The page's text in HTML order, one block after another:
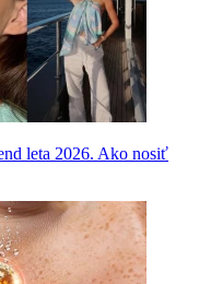
leta 2026. Ako nosiť